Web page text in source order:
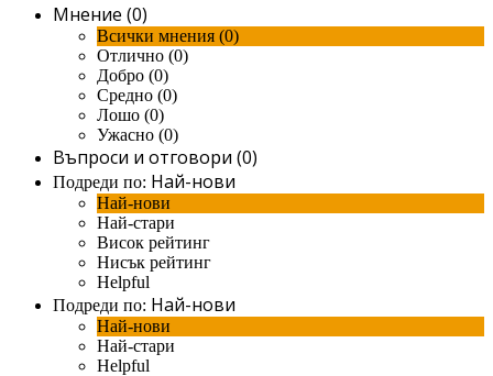
Мнение (0)
Всички мнения (0)
Отлично (0)
Добро (0)
Средно (0)
Лошо (0)
Ужасно (0)
Въпроси и отговори (0)
Подреди по: Най-нови
Най-нови
Най-стари
Висок рейтинг
Нисък рейтинг
Helpful
Подреди по: Най-нови
Най-нови
Най-стари
Helpful